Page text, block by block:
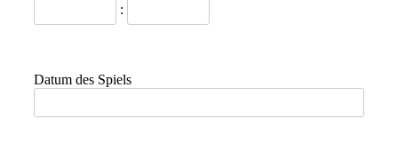
:
Datum des Spiels